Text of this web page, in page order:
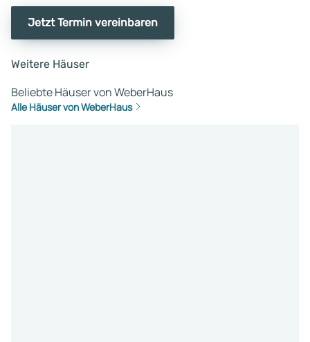
Jetzt Termin vereinbaren
Weitere Häuser
Beliebte Häuser von WeberHaus
Alle Häuser von WeberHaus